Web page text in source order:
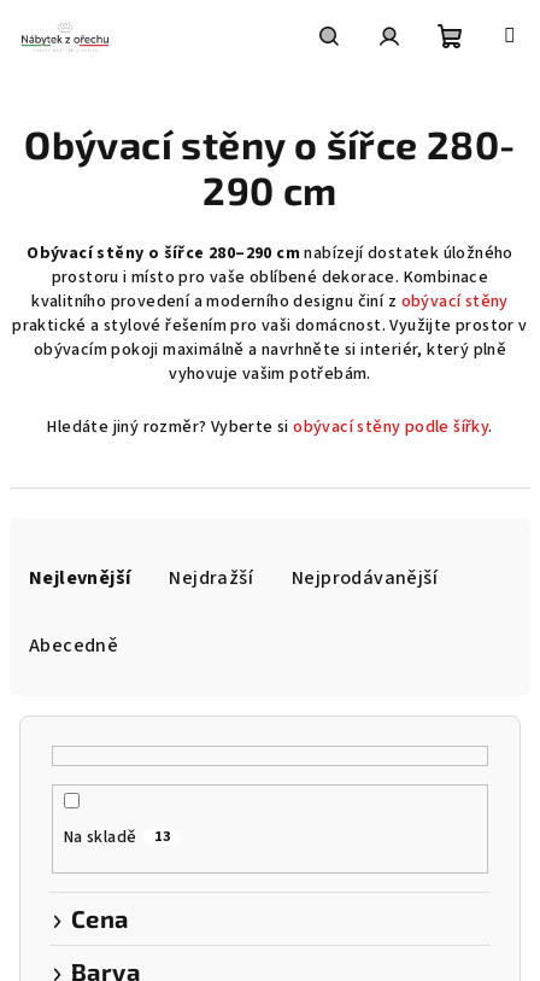
obsah
košík
Obývací stěny o šířce 280-
290 cm
Obývací stěny o šířce 280–290 cm nabízejí dostatek úložného
prostoru i místo pro vaše oblíbené dekorace. Kombinace
kvalitního provedení a moderního designu činí z obývací stěny
praktické a stylové řešením pro vaši domácnost. Využijte prostor v
obývacím pokoji maximálně a navrhněte si interiér, který plně
vyhovuje vašim potřebám.
Hledáte jiný rozměr? Vyberte siobývací stěny podle šířky.
Nejlevnější Nejdražší Nejprodávanější
Abecedně
Na skladě 13
Cena
Barva